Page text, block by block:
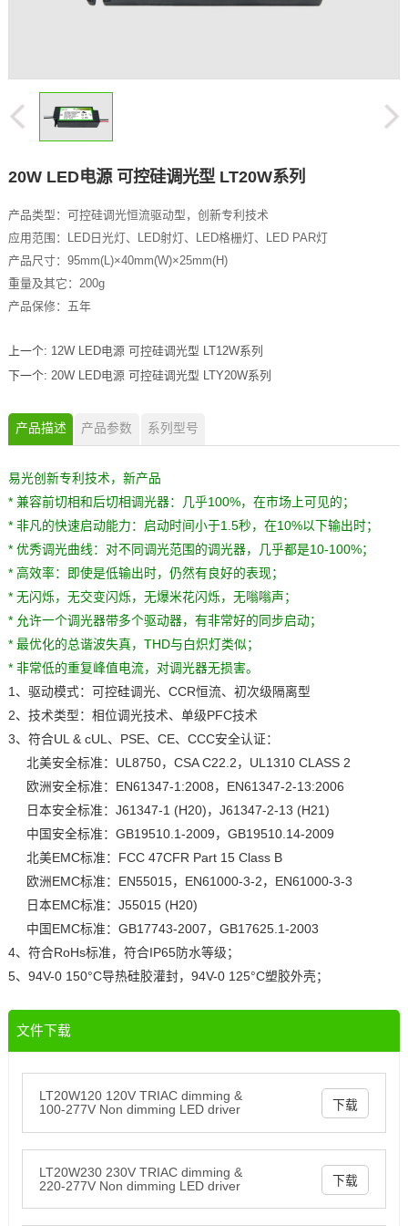
20W LED电源 可控硅调光型 LT20W系列
产品类型：可控硅调光恒流驱动型，创新专利技术
应用范围：LED日光灯、LED射灯、LED格栅灯、LED PAR灯
产品尺寸：95mm(L)×40mm(W)×25mm(H)
重量及其它：200g
产品保修：五年
上一个: 12W LED电源 可控硅调光型 LT12W系列
下一个: 20W LED电源 可控硅调光型 LTY20W系列
产品描述 产品参数 系列型号
易光创新专利技术，新产品
* 兼容前切相和后切相调光器：几乎100%，在市场上可见的；
* 非凡的快速启动能力：启动时间小于1.5秒，在10%以下输出时；
* 优秀调光曲线：对不同调光范围的调光器，几乎都是10-100%；
* 高效率：即使是低输出时，仍然有良好的表现；
* 无闪烁，无交变闪烁，无爆米花闪烁，无嗡嗡声；
* 允许一个调光器带多个驱动器，有非常好的同步启动；
* 最优化的总谐波失真，THD与白炽灯类似；
* 非常低的重复峰值电流，对调光器无损害。
1、驱动模式：可控硅调光、CCR恒流、初次级隔离型
2、技术类型：相位调光技术、单级PFC技术
3、符合UL & cUL、PSE、CE、CCC安全认证：
北美安全标准：UL8750，CSA C22.2，UL1310 CLASS 2
欧洲安全标准：EN61347-1:2008，EN61347-2-13:2006
日本安全标准：J61347-1 (H20)，J61347-2-13 (H21)
中国安全标准：GB19510.1-2009，GB19510.14-2009
北美EMC标准：FCC 47CFR Part 15 Class B
欧洲EMC标准：EN55015，EN61000-3-2，EN61000-3-3
日本EMC标准：J55015 (H20)
中国EMC标准：GB17743-2007，GB17625.1-2003
4、符合RoHs标准，符合IP65防水等级；
5、94V-0 150°C导热硅胶灌封，94V-0 125°C塑胶外壳；
文件下载
LT20W120 120V TRIAC dimming &
100-277V Non dimming LED driver
下载
LT20W230 230V TRIAC dimming &
220-277V Non dimming LED driver
下载